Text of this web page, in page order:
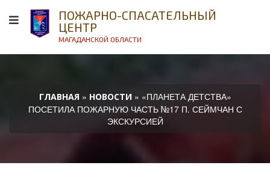
ПОЖАРНО-СПАСАТЕЛЬНЫЙ
ЦЕНТР
МАГАДАНСКОЙ ОБЛАСТИ
ГЛАВНАЯ » НОВОСТИ» «ПЛАНЕТА ДЕТСТВА»
ПОСЕТИЛА ПОЖАРНУЮ ЧАСТЬ №17 П. СЕЙМЧАН С
ЭКСКУРСИЕЙ